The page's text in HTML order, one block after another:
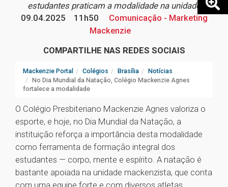
estudantes praticam a modalidade na unidade
09.04.2025
11h50
Comunicação - Marketing
Mackenzie
COMPARTILHE NAS REDES SOCIAIS
Mackenzie Portal Colégios Brasília
Notícias
No Dia Mundial da Natação, Colégio Mackenzie Agnes
fortalece a modalidade
O Colégio Presbiteriano Mackenzie Agnes valoriza o
esporte, e hoje, no Dia Mundial da Natação, a
instituição reforça a importância desta modalidade
como ferramenta de formação integral dos
estudantes — corpo, mente e espírito. A natação é
bastante apoiada na unidade mackenzista, que conta